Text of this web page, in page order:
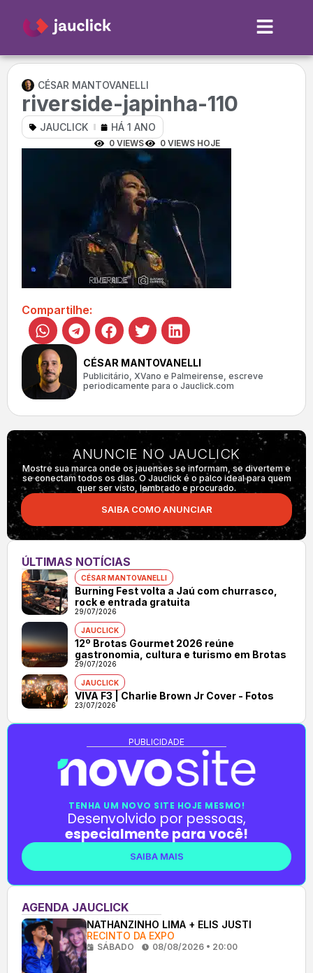
CÉSAR MANTOVANELLI
riverside-japinha-110
JAUCLICK HÁ 1 ANO
0 VIEWS 0 VIEWS HOJE
Compartilhe:
CÉSAR MANTOVANELLI
Publicitário, XVano e Palmeirense, escreve
periodicamente para o Jauclick.com
ANUNCIE NO JAUCLICK
Mostre sua marca onde os jauenses se informam, se divertem e
se conectam todos os dias. O Jauclick é o palco ideal para quem
quer ser visto, lembrado e procurado.
SAIBA COMO ANUNCIAR
ÚLTIMAS NOTÍCIAS
CÉSAR MANTOVANELLI
Burning Fest volta a Jaú com churrasco,
rock e entrada gratuita
29/07/2026
JAUCLICK
12º Brotas Gourmet 2026 reúne
gastronomia, cultura e turismo em Brotas
29/07/2026
JAUCLICK
VIVA F3 | Charlie Brown Jr Cover - Fotos
23/07/2026
PUBLICIDADE
TENHA UM NOVO SITE HOJE MESMO!
Desenvolvido por pessoas,
especialmente para você!
SAIBA MAIS
AGENDA JAUCLICK
NATHANZINHO LIMA + ELIS JUSTI
RECINTO DA EXPO
SÁBADO 08/08/2026 • 20:00